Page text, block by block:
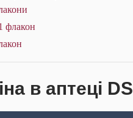
флакон
в аптеці DS